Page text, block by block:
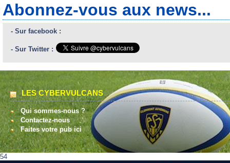
Abonnez-vous aux news...
- Sur facebook :
- Sur Twitter :
LES CYBERVULCANS
Qui sommes-nous ?
Contactez-nous
Faites votre pub ici
54